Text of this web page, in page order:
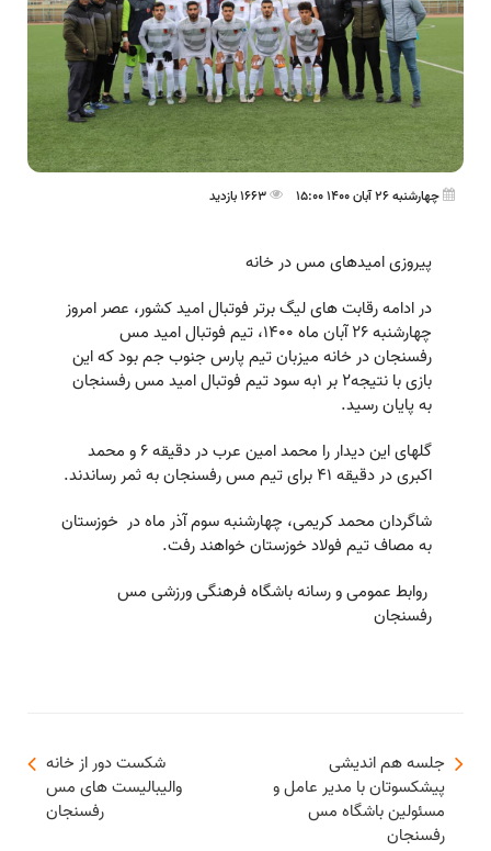
چهارشنبه 26 آبان 1400 15:00
پیروزی امیدهای مس در خانه
در ادامه رقابت های لیگ برتر فوتبال امید کشور، عصر امروز
چهارشنبه ۲۶ آبان ماه ۱۴۰۰، تیم فوتبال امید مس
رفسنجان در خانه میزبان تیم پارس جنوب جم بود که این
بازی با نتیجه2 بر 1به سود تیم فوتبال امید مس رفسنجان
به پایان رسید.
گلهای این دیدار را محمد امین عرب در دقیقه ۶ و محمد
اکبری در دقیقه ۴۱ برای تیم مس رفسنجان به ثمر رساندند.
شاگردان محمد کریمی، چهارشنبه سوم آذر ماه در خوزستان
به مصاف تیم فولاد خوزستان خواهند رفت.
روابط عمومی و رسانه باشگاه فرهنگی ورزشی مس
رفسنجان
شکست دور از خانه
والیبالیست های مس
رفسنجان
جلسه هم اندیشی
پیشکسوتان با مدیر عامل و
مسئولین باشگاه مس
رفسنجان